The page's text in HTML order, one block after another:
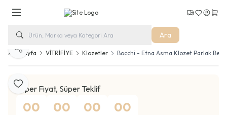
Ara
Kargo Takip
Favorilerim
Hesabım
Ana Sayfa VİTRİFİYE Klozetler Bocchi - Etna Asma Klozet Parlak
Favoriye Ekle
Paylaş
Süper Fiyat, Süper Teklif
00 00 00 00